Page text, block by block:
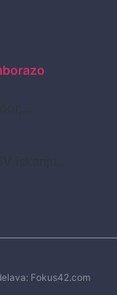
iskanju...
Fokus42.com